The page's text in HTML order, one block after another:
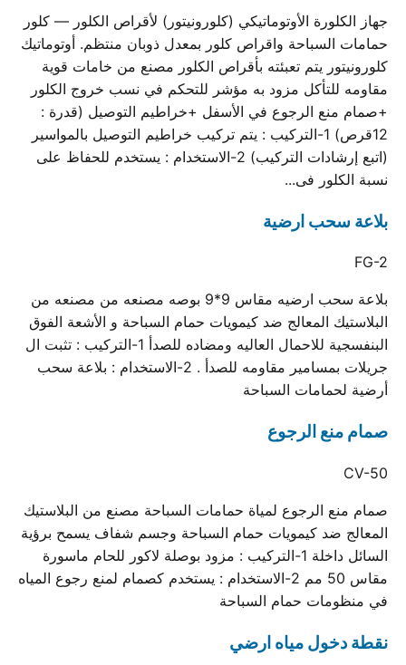
جهاز الكلورة الأوتوماتيكي (كلورونيتور) لأقراص الكلور — كلور
حمامات السباحة واقراص كلور بمعدل ذوبان منتظم. أوتوماتيك
كلورونيتور يتم تعبئته بأقراص الكلور مصنع من خامات قوية
مقاومه للتأكل مزود به مؤشر للتحكم في نسب خروج الكلور
+صمام منع الرجوع في الأسفل +خراطيم التوصيل (قدرة :
12قرص) 1-التركيب : يتم تركيب خراطيم التوصيل بالمواسير
(اتبع إرشادات التركيب) 2-الاستخدام : يستخدم للحفاظ على
نسبة الكلور فى...
بلاعة سحب ارضية
FG-2
بلاعة سحب ارضيه مقاس 9*9 بوصه مصنعه من مصنعه من
البلاستيك المعالج ضد كيمويات حمام السباحة و الأشعة الفوق
البنفسجية للاحمال العاليه ومضاده للصدأ 1-التركيب : تثبت ال
جريلات بمسامير مقاومه للصدأ . 2-الاستخدام : بلاعة سحب
أرضية لحمامات السباحة
صمام منع الرجوع
CV-50
صمام منع الرجوع لمياة حمامات السباحة مصنع من البلاستيك
المعالج ضد كيمويات حمام السباحة وجسم شفاف يسمح برؤية
السائل داخلة 1-التركيب : مزود بوصلة لاكور للحام ماسورة
مقاس 50 مم 2-الاستخدام : يستخدم كصمام لمنع رجوع المياه
في منظومات حمام السباحة
نقطة دخول مياه ارضي